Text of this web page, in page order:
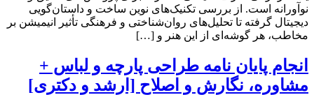
نوآورانه است. از بررسی تکنیک‌های نوین ساخت و داستان‌گویی
دیجیتال گرفته تا تحلیل‌های روان‌شناختی و فرهنگی تأثیر انیمیشن بر
مخاطب، هر گوشه‌ای از این هنر و […]
انجام پایان نامه طراحی پارچه و لباس +
مشاوره، نگارش و اصلاح [ارشد و دکتری]